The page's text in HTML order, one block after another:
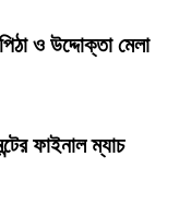
ও উদ্দোক্তা মেলা
ফাইনাল ম্যাচ